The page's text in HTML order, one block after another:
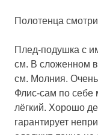
Полотенца
Плед-подушка с
см. В сложенном
см. Молния. Очень
Флис-сам по себе
лёгкий. Хорошо
гарантирует